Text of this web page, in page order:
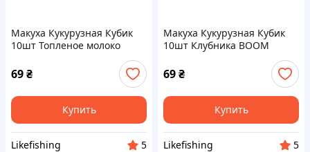
Макуха Кукурузная Кубик
10шт Топленое молоко
69₴
Купить
Likefishing
5
Макуха Кукурузная Кубик
10шт Клубника BOOM
69₴
Купить
Likefishing
5